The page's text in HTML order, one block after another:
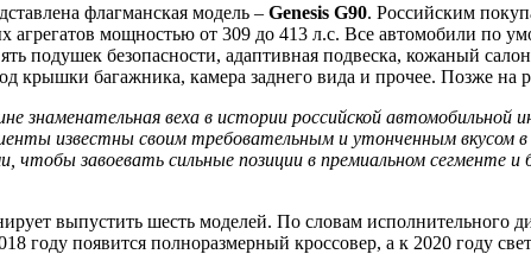
флагманская модель – Genesis G90. Российским
агрегатов мощностью от 309 до 413 л.с. Все автомобили по
подушек безопасности, адаптивная подвеска, кожаный
крышки багажника, камера заднего вида и прочее. Позже на
знаменательная веха в истории российской
известны своим требовательным и утонченным вкусом
чтобы завоевать сильные позиции в премиальном сегменте и
выпустить шесть моделей. По словам исполнительного
году появится полноразмерный кроссовер, а к 2020 году